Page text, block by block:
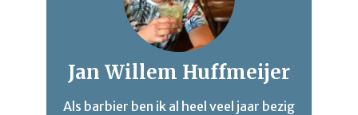
Jan Willem Huffmeijer
Als barbier ben ik al heel veel jaar bezig